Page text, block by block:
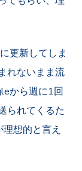
更新してしま
れないまま流
から週に1回
られてくるた
想的と言え